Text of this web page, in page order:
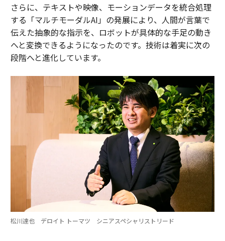
さらに、テキストや映像、モーションデータを統合処理
する「マルチモーダルAI」の発展により、人間が言葉で
伝えた抽象的な指示を、ロボットが具体的な手足の動き
へと変換できるようになったのです。技術は着実に次の
段階へと進化しています。
松川達也 デロイト トーマツ シニアスペシャリストリード